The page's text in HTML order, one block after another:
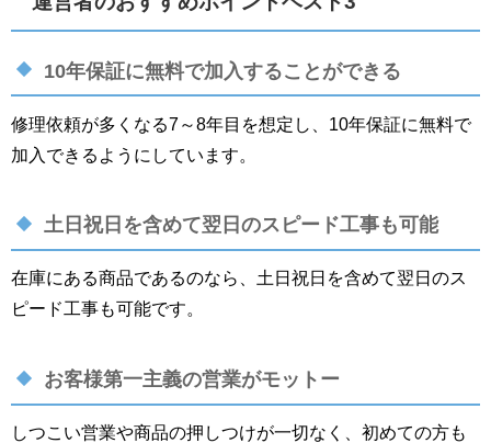
10年保証に無料で加入することができる
修理依頼が多くなる7～8年目を想定し、10年保証に無料で
加入できるようにしています。
土日祝日を含めて翌日のスピード工事も可能
在庫にある商品であるのなら、土日祝日を含めて翌日のス
ピード工事も可能です。
お客様第一主義の営業がモットー
しつこい営業や商品の押しつけが一切なく、初めての方も